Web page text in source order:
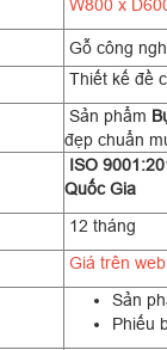
W800 x
Gỗ công
Thiết kế đề
Sản phẩm
đẹp chuẩn
ISO
Quốc Gia
12 tháng
Giá trên
Sản
Phiếu